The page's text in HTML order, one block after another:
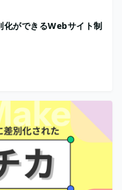
化ができるWebサイト制